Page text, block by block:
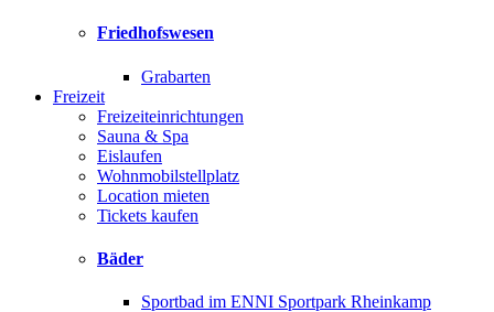
Friedhofswesen
Grabarten
Freizeit
Freizeiteinrichtungen
Sauna & Spa
Eislaufen
Wohnmobilstellplatz
Location mieten
Tickets kaufen
Bäder
Sportbad im ENNI Sportpark Rheinkamp